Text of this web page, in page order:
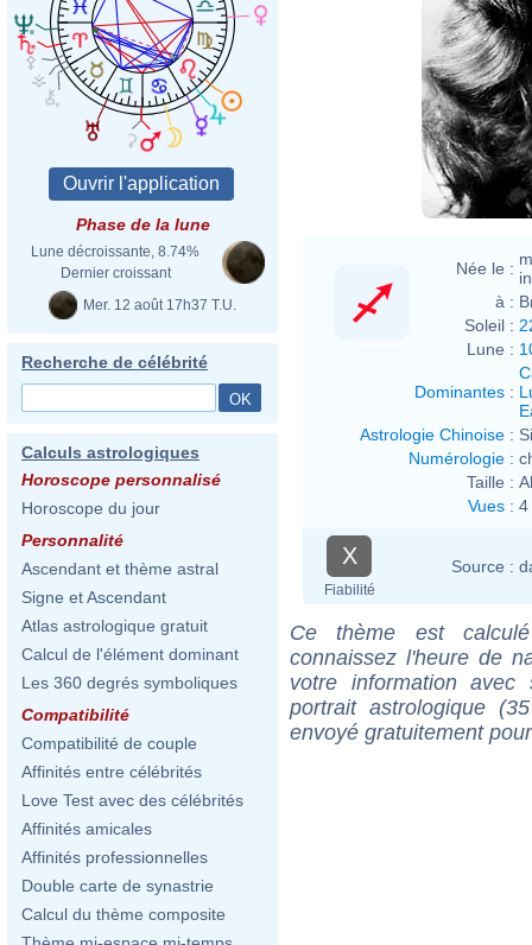
Phase de la lune
Lune décroissante, 8.74%
Dernier croissant
Mer. 12 août 17h37 T.U.
Recherche de célébrité
Calculs astrologiques
Horoscope personnalisé
Horoscope du jour
Personnalité
Ascendant et thème astral
Signe et Ascendant
Atlas astrologique gratuit
Calcul de l'élément dominant
Les 360 degrés symboliques
Compatibilité
Compatibilité de couple
Affinités entre célébrités
Love Test avec des célébrités
Affinités amicales
Affinités professionnelles
Double carte de synastrie
Calcul du thème composite
Née le :
à :
Soleil :
Lune :
Dominantes :
Astrologie Chinoise :
Numérologie :
Taille :
Vues : 4
X
Fiabilité
Source :
Ce thème est
connaissez l'heure de
votre information
portrait astrologique
envoyé gratuitement